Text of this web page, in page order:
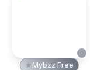
Mybzz Free